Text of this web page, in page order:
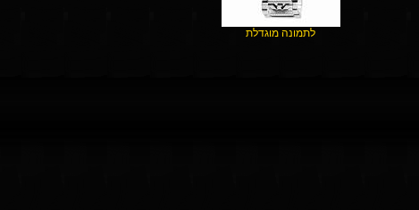
לתמונה מוגדלת